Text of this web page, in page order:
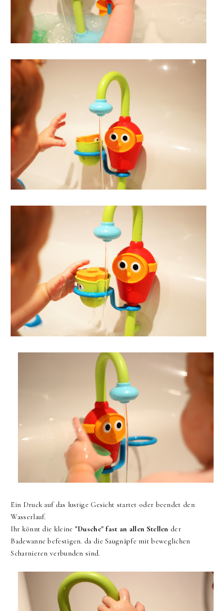
Ein Druck auf das lustige Gesicht startet oder beendet den
Wasserlauf.
Ihr könnt die kleine "Dusche" fast an allen Stellen der
Badewanne befestigen. da die Saugnäpfe mit beweglichen
Scharnieren verbunden sind.